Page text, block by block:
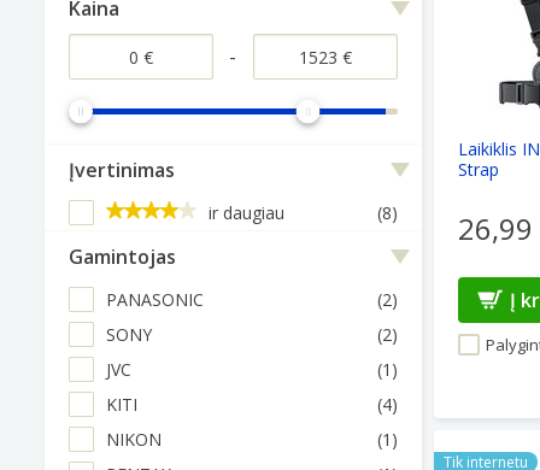
Kaina
-
Įvertinimas
ir daugiau (8)
Gamintojas
PANASONIC
(2)
SONY
(2)
JVC
(1)
KITI
(4)
NIKON
(1)
Laikiklis
Strap
26,99
Į
Tik internetu